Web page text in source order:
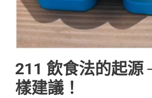
211 飲食法的起源
樣建議！